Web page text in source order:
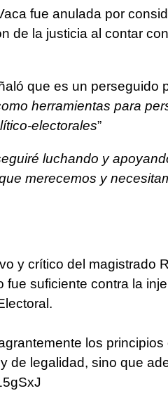
fue anulada por
de la justicia al contar
que es un perseguido
herramientas para
electorales”
luchando y
merecemos y
y crítico del magistrado
fue suficiente contra la
los principios
de legalidad, sino que